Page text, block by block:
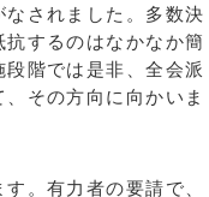
されました。多数決
するのはなかなか簡
階では是非、全会派
その方向に向かいま
。有力者の要請で、